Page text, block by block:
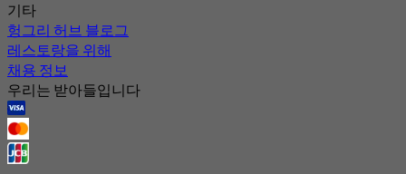
기타
헝그리 허브 블로그
레스토랑을 위해
채용 정보
우리는 받아들입니다